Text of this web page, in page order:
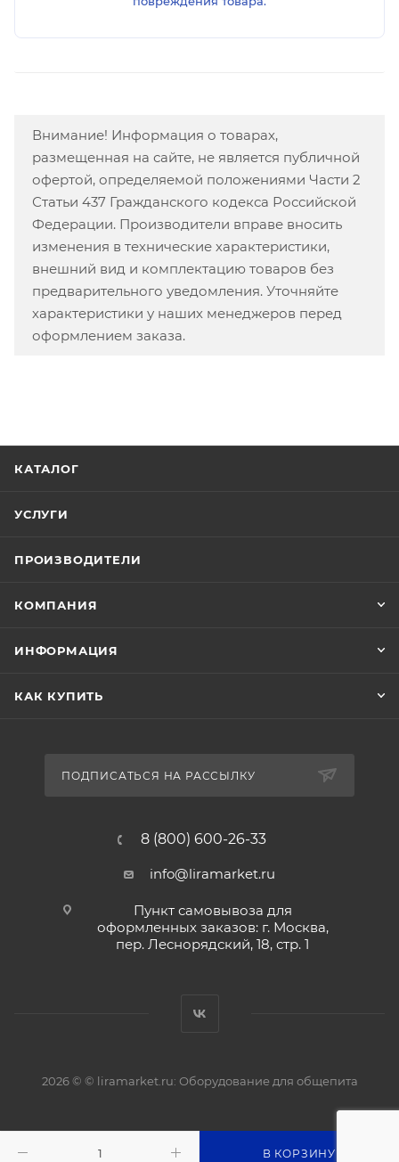
В КОРЗИНУ
Внимание! Информация о товарах,
размещенная на сайте, не является публичной
офертой, определяемой положениями Части 2
Статьи 437 Гражданского кодекса Российской
Федерации. Производители вправе вносить
изменения в технические характеристики,
внешний вид и комплектацию товаров без
предварительного уведомления. Уточняйте
характеристики у наших менеджеров перед
оформлением заказа.
КАТАЛОГ
УСЛУГИ
ПРОИЗВОДИТЕЛИ
КОМПАНИЯ
ИНФОРМАЦИЯ
КАК КУПИТЬ
ПОДПИСАТЬСЯ НА РАССЫЛКУ
8 (800) 600-26-33
info@liramarket.ru
Пункт самовывоза для
оформленных заказов: г. Москва,
пер. Леснорядский, 18, стр. 1
2026 © © liramarket.ru: Оборудование для общепита